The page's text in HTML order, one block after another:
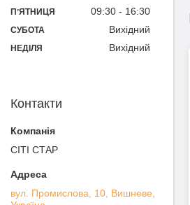
ПʼЯТНИЦЯ 09:30 16:30
СУБОТА Вихідний
НЕДІЛЯ Вихідний
Контакти
СІТІ СТАР
вул. Промислова, 10, Вишневе,